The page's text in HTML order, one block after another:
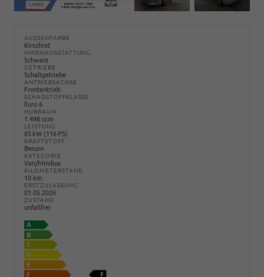
AUSSENFARBE
Kirschrot
INNENAUSSTATTUNG
Schwarz
GETRIEBE
Schaltgetriebe
ANTRIEBSACHSE
Frontantrieb
SCHADSTOFFKLASSE
Euro 6
HUBRAUM
1.498 ccm
LEISTUNG
85 kW (116 PS)
KRAFTSTOFF
Benzin
KATEGORIE
Van/Minibus
KILOMETERSTAND
10 km
ERSTZULASSUNG
01.05.2026
ZUSTAND
unfallfrei